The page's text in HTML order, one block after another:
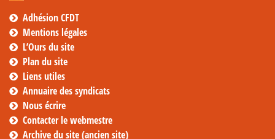
Adhésion CFDT
Mentions légales
L’Ours du site
Plan du site
Liens utiles
Annuaire des syndicats
Nous écrire
Contacter le webmestre
Archive du site (ancien site)